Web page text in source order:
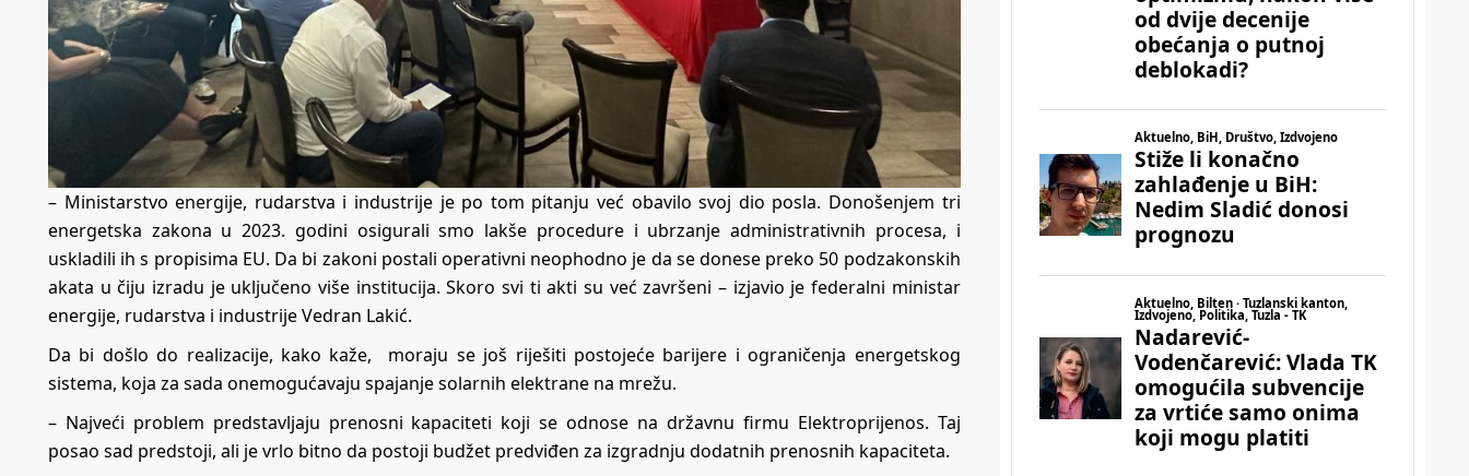
– Ministarstvo energije, rudarstva i industrije je po tom pitanju već obavilo svoj dio posla. Donošenjem tri
energetska zakona u 2023. godini osigurali smo lakše procedure i ubrzanje administrativnih procesa, i
uskladili ih s propisima EU. Da bi zakoni postali operativni neophodno je da se donese preko 50 podzakonskih
akata u čiju izradu je uključeno više institucija. Skoro svi ti akti su već završeni – izjavio je federalni ministar
energije, rudarstva i industrije Vedran Lakić.
Da bi došlo do realizacije, kako kaže, moraju se još riješiti postojeće barijere i ograničenja energetskog
sistema, koja za sada onemogućavaju spajanje solarnih elektrane na mrežu.
– Najveći problem predstavljaju prenosni kapaciteti koji se odnose na državnu firmu Elektroprijenos. Taj
posao sad predstoji, ali je vrlo bitno da postoji budžet predviđen za izgradnju dodatnih prenosnih kapaciteta.